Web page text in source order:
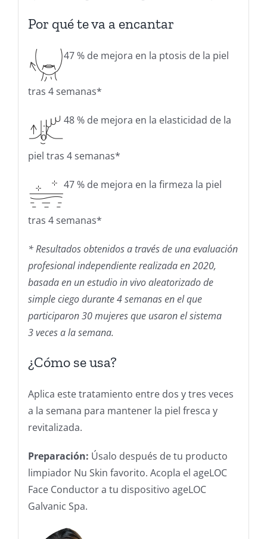
Por qué te va a encantar
47 % de mejora en la ptosis de la piel
tras 4 semanas*
48 % de mejora en la elasticidad de la
piel tras 4 semanas*
47 % de mejora en la firmeza la piel
tras 4 semanas*
* Resultados obtenidos a través de una evaluación
profesional independiente realizada en 2020,
basada en un estudio in vivo aleatorizado de
simple ciego durante 4 semanas en el que
participaron 30 mujeres que usaron el sistema
3 veces a la semana.
¿Cómo se usa?
Aplica este tratamiento entre dos y tres veces
a la semana para mantener la piel fresca y
revitalizada.
Preparación: Úsalo después de tu producto
limpiador Nu Skin favorito. Acopla el ageLOC
Face Conductor a tu dispositivo ageLOC
Galvanic Spa.